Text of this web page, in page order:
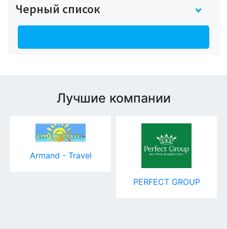
Черный список
Лучшие компании
Armand - Travel
PERFECT GROUP